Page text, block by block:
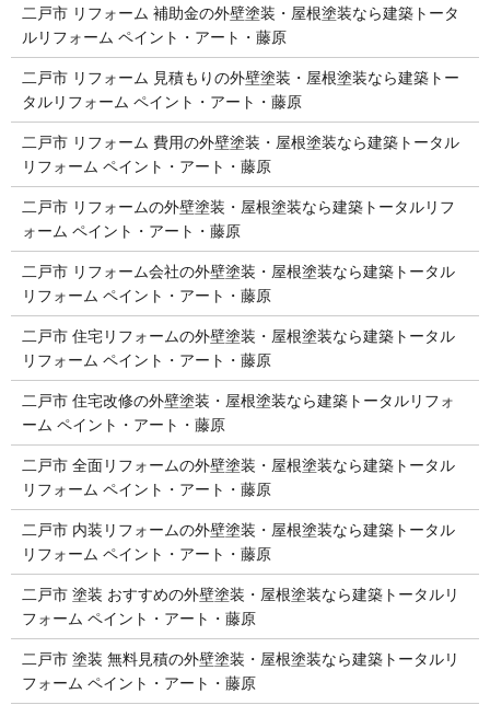
二戸市 リフォーム 補助金の外壁塗装・屋根塗装なら建築トータ
ルリフォーム ペイント・アート・藤原
二戸市 リフォーム 見積もりの外壁塗装・屋根塗装なら建築トー
タルリフォーム ペイント・アート・藤原
二戸市 リフォーム 費用の外壁塗装・屋根塗装なら建築トータル
リフォーム ペイント・アート・藤原
二戸市 リフォームの外壁塗装・屋根塗装なら建築トータルリフ
ォーム ペイント・アート・藤原
二戸市 リフォーム会社の外壁塗装・屋根塗装なら建築トータル
リフォーム ペイント・アート・藤原
二戸市 住宅リフォームの外壁塗装・屋根塗装なら建築トータル
リフォーム ペイント・アート・藤原
二戸市 住宅改修の外壁塗装・屋根塗装なら建築トータルリフォ
ーム ペイント・アート・藤原
二戸市 全面リフォームの外壁塗装・屋根塗装なら建築トータル
リフォーム ペイント・アート・藤原
二戸市 内装リフォームの外壁塗装・屋根塗装なら建築トータル
リフォーム ペイント・アート・藤原
二戸市 塗装 おすすめの外壁塗装・屋根塗装なら建築トータルリ
フォーム ペイント・アート・藤原
二戸市 塗装 無料見積の外壁塗装・屋根塗装なら建築トータルリ
フォーム ペイント・アート・藤原